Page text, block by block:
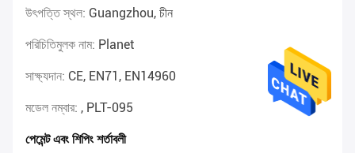
উৎপত্তি স্থল: Guangzhou, চীন
পরিচিতিমুলক নাম: Planet
সাক্ষ্যদান: CE, EN71, EN14960
মডেল নম্বার: , PLT-095
পেমেন্ট এবং শিপিং শর্তাবলী